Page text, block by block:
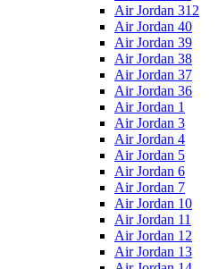
Air Jordan 312
Air Jordan 40
Air Jordan 39
Air Jordan 38
Air Jordan 37
Air Jordan 36
Air Jordan 1
Air Jordan 3
Air Jordan 4
Air Jordan 5
Air Jordan 6
Air Jordan 7
Air Jordan 10
Air Jordan 11
Air Jordan 12
Air Jordan 13